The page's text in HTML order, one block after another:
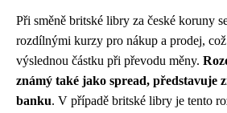
Při směně britské libry za české koruny
rozdílnými kurzy pro nákup a prodej,
výslednou částku při převodu měny.
známý také jako spread, představuje
banku. V případě britské libry je tento